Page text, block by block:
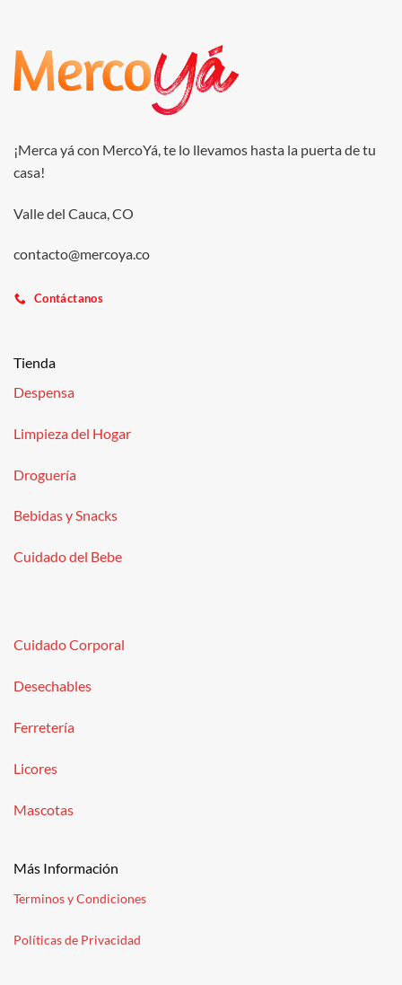
¡Merca yá con MercoYá, te lo llevamos hasta la puerta de tu
casa!
Valle del Cauca, CO
contacto@mercoya.co
Contáctanos
Tienda
Despensa
Limpieza del Hogar
Droguería
Bebidas y Snacks
Cuidado del Bebe
Cuidado Corporal
Desechables
Ferretería
Licores
Mascotas
Más Información
Terminos y Condiciones
Políticas de Privacidad